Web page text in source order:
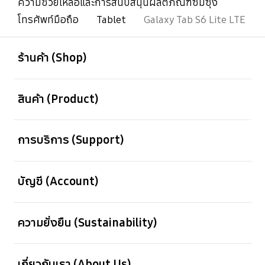
โทรศัพท์มือถือ
Tablet Galaxy Tab S6 Lite LTE
ร้านค้า (Shop)
สินค้า (Product)
การบริการ (Support)
บัญชี (Account)
ความยั่งยืน (Sustainability)